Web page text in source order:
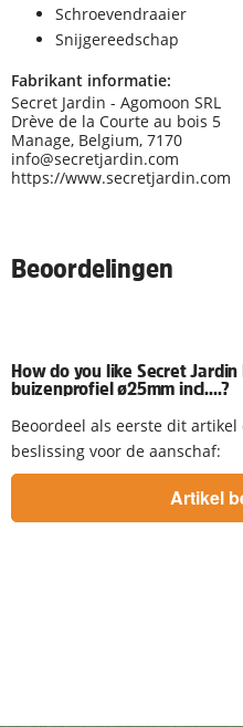
Schroevendraaier
Snijgereedschap
Fabrikant informatie:
Secret Jardin - Agomoon SRL
Drève de la Courte au bois 5
Manage, Belgium, 7170
info@secretjardin.com
https://www.secretjardin.com
Beoordelingen
How do you like Secret
buizenprofiel ø25mm incl....?
Beoordeel als eerste dit
beslissing voor de aanschaf: